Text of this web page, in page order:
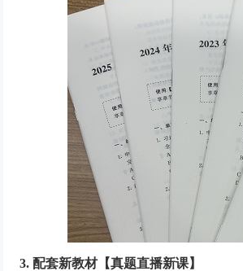
3. 配套新教材【真题直播新课】